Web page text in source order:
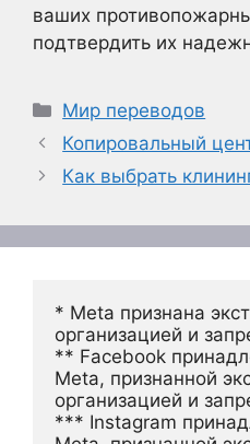
ваших
подтвердить их
Рубрики
Мир переводов
Копировальный
Как выбрать
* Meta признана
организацией и
** Facebook
Meta, признанной
организацией и
*** Instagram